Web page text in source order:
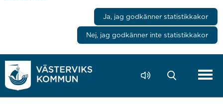
Ja, jag godkänner statistikkakor
Nej, jag godkänner inte statistikkakor